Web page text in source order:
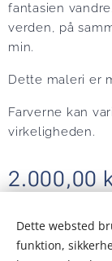
fantasien
verden, på
min.
Dette maleri er
Farverne kan
virkeligheden.
2.000,00
©
Dette websted
funktion,